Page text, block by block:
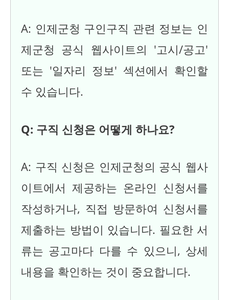
A: 인제군청 구인구직 관련 정보는 인
제군청 공식 웹사이트의 '고시/공고'
또는 '일자리 정보' 섹션에서 확인할
수 있습니다.
Q: 구직 신청은 어떻게 하나요?
A: 구직 신청은 인제군청의 공식 웹사
이트에서 제공하는 온라인 신청서를
작성하거나, 직접 방문하여 신청서를
제출하는 방법이 있습니다. 필요한 서
류는 공고마다 다를 수 있으니, 상세
내용을 확인하는 것이 중요합니다.